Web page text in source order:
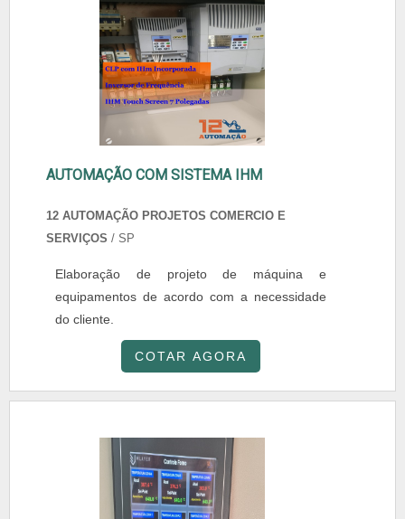
AUTOMAÇÃO COM SISTEMA IHM
12 AUTOMAÇÃO PROJETOS COMERCIO E
SERVIÇOS / SP
Elaboração de projeto de máquina e
equipamentos de acordo com a necessidade
do cliente.
COTAR AGORA